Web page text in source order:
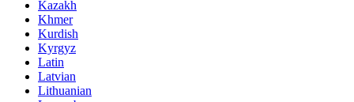
Kazakh
Khmer
Kurdish
Kyrgyz
Latin
Latvian
Lithuanian